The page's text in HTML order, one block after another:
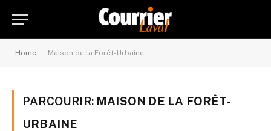
Home - Maison de la Forêt-Urbaine
PARCOURIR: MAISON DE LA FORÊT-
URBAINE